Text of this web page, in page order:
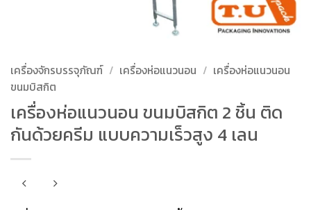
เครื่องจักรบรรจุภัณฑ์ / เครื่องห่อแนวนอน / เครื่องห่อแนวนอน
ขนมบิสกิต
เครื่องห่อแนวนอน ขนมบิสกิต 2 ชิ้น ติด
กันด้วยครีม แบบความเร็วสูง 4 เลน